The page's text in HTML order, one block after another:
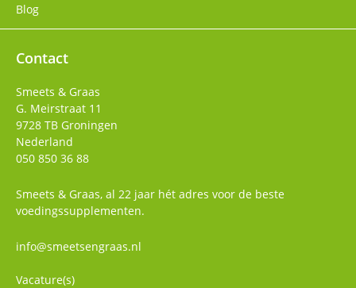
Blog
Contact
Smeets & Graas
G. Meirstraat 11
9728 TB Groningen
Nederland
050 850 36 88
Smeets & Graas, al 22 jaar hét adres voor de beste
voedingssupplementen.
info@smeetsengraas.nl
Vacature(s)